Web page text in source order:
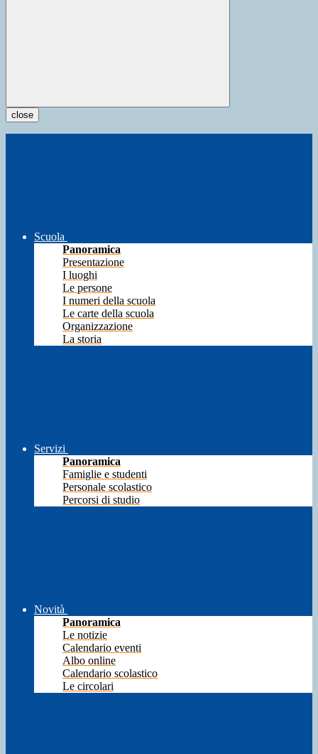
close
Scuola
Panoramica
Presentazione
I luoghi
Le persone
I numeri della scuola
Le carte della scuola
Organizzazione
La storia
Servizi
Panoramica
Famiglie e studenti
Personale scolastico
Percorsi di studio
Novità
Panoramica
Le notizie
Calendario eventi
Albo online
Calendario scolastico
Le circolari